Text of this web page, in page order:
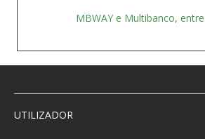
MBWAY e Multibanco,
UTILIZADOR